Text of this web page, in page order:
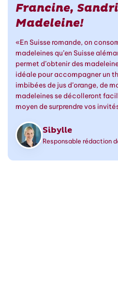
Francine,
Madeleine!
«En Suisse romande, on
madeleines qu’en Suisse
permet d’obtenir des
idéale pour accompagner un
imbibées de jus d’orange, de
madeleines se décolleront
moyen de surprendre vos
Sibylle
Responsable rédaction